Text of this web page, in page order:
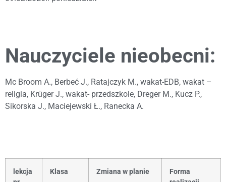
Nauczyciele nieobecni:
Mc Broom A., Berbeć J., Ratajczyk M., wakat-EDB, wakat –
religia, Krüger J., wakat- przedszkole, Dreger M., Kucz P.,
Sikorska J., Maciejewski Ł., Ranecka A.
lekcja
Klasa Zmiana w planie
Forma